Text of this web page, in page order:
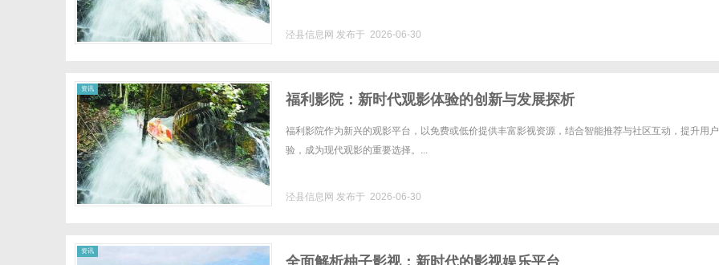
泾县信息网 发布于 2026-06-30
资讯
福利影院：新时代观影体验的创新与发展探析
福利影院作为新兴的观影平台，以免费或低价提供丰富影视资源，结合智能推荐与社区互动，提升用
验，成为现代观影的重要选择。...
泾县信息网 发布于 2026-06-30
资讯
全面解析柚子影视：新时代的影视娱乐平台